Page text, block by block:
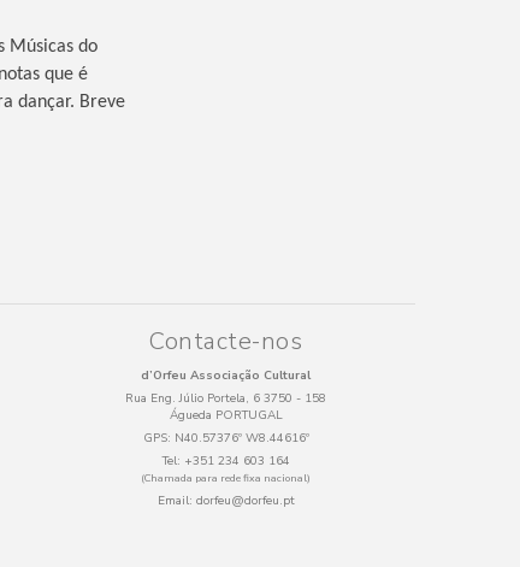
Músicas do
que é
dançar. Breve
Contacte-nos
d’Orfeu Associação Cultural
Rua Eng. Júlio Portela, 6 3750 - 158
Águeda PORTUGAL
GPS: N40.57376º W8.44616º
Tel: +351 234 603 164
(Chamada para rede fixa nacional)
Email: dorfeu@dorfeu.pt